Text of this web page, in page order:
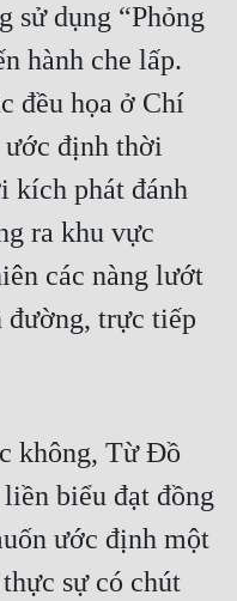
sử dụng “Phỏng
hành che lấp.
đều họa ở Chí
ước định thời
kích phát đánh
ra khu vực
các nàng lướt
đường, trực tiếp
không, Từ Đồ
biểu đạt đồng
ước định một
sự có chút